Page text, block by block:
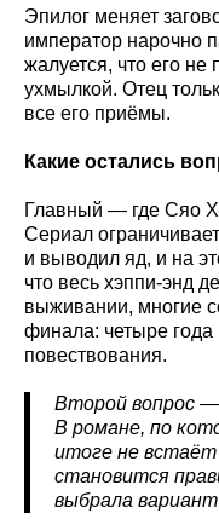
Эпилог меняет
император нарочно
жалуется, что его
ухмылкой. Отец
все его приёмы.
Какие остались
Главный — где Сяо
Сериал
и выводил яд, и на
что весь хэппи-энд
выживании, многие
финала: четыре года
повествования.
Второй вопрос —
В романе, по
итоге не встаёт
становится
выбрала